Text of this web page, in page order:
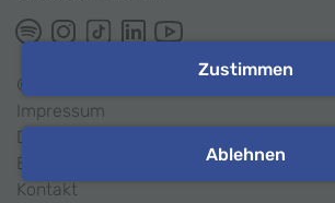
©
Impressum
Datenschutz
Barrierefreiheit
Kontakt
Zustimmen
Ablehnen